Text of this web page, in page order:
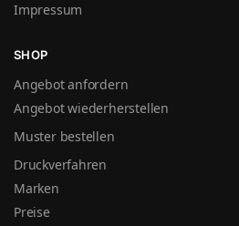
Impressum
SHOP
Angebot anfordern
Angebot wiederherstellen
Muster bestellen
Druckverfahren
Marken
Preise